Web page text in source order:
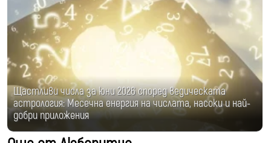
Щастливи числа за юни 2026 според ведическата
астрология: Месечна енергия на числата, насоки и най-
добри приложения